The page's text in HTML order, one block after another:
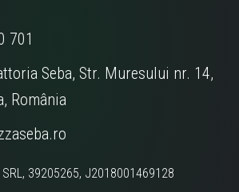
701
Seba, Str. Muresului nr. 14,
România
SRL, 39205265, J2018001469128